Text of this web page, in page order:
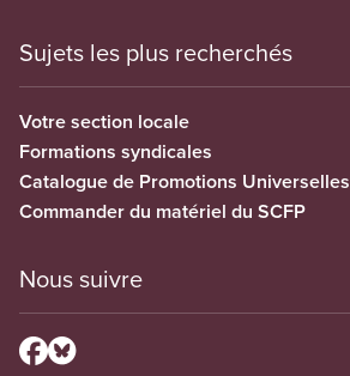
Sujets les plus recherchés
Votre section locale
Formations syndicales
Catalogue de Promotions Universelles
Commander du matériel du SCFP
Nous suivre